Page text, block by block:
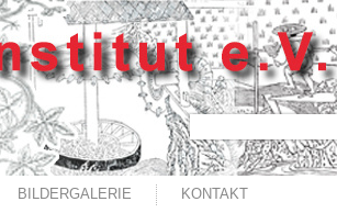
BILDERGALERIE KONTAKT